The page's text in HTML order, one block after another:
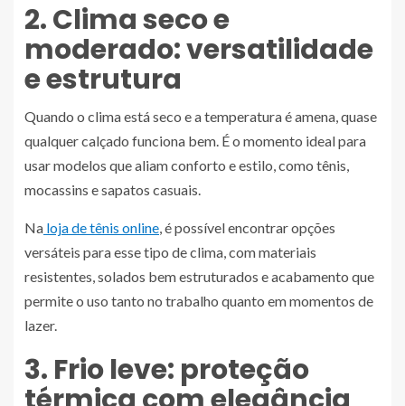
2. Clima seco e
moderado: versatilidade
e estrutura
Quando o clima está seco e a temperatura é amena, quase
qualquer calçado funciona bem. É o momento ideal para
usar modelos que aliam conforto e estilo, como tênis,
mocassins e sapatos casuais.
Na loja de tênis online, é possível encontrar opções
versáteis para esse tipo de clima, com materiais
resistentes, solados bem estruturados e acabamento que
permite o uso tanto no trabalho quanto em momentos de
lazer.
3. Frio leve: proteção